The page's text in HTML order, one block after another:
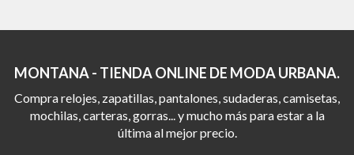
MONTANA - TIENDA ONLINE DE MODA URBANA.
Compra relojes, zapatillas, pantalones, sudaderas, camisetas,
mochilas, carteras, gorras... y mucho más para estar a la
última al mejor precio.